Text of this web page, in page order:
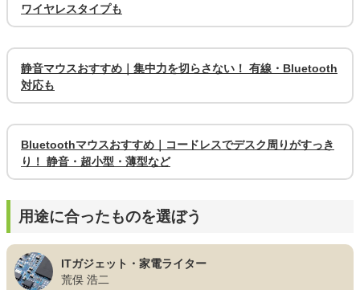
ワイヤレスタイプも
静音マウスおすすめ｜集中力を切らさない！ 有線・Bluetooth
対応も
Bluetoothマウスおすすめ｜コードレスでデスク周りがすっき
り！ 静音・超小型・薄型など
用途に合ったものを選ぼう
ITガジェット・家電ライター
荒俣 浩二